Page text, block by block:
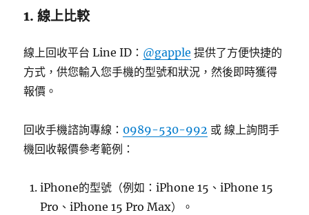
1. 線上比較
線上回收平台 Line ID： @gapple 提供了方便快捷的
方式，供您輸入您手機的型號和狀況，然後即時獲得
報價。
回收手機諮詢專線： 0989-530-992 或 線上詢問手
機回收報價參考範例：
iPhone的型號（例如：iPhone 15、iPhone 15
Pro、iPhone 15 Pro Max）。